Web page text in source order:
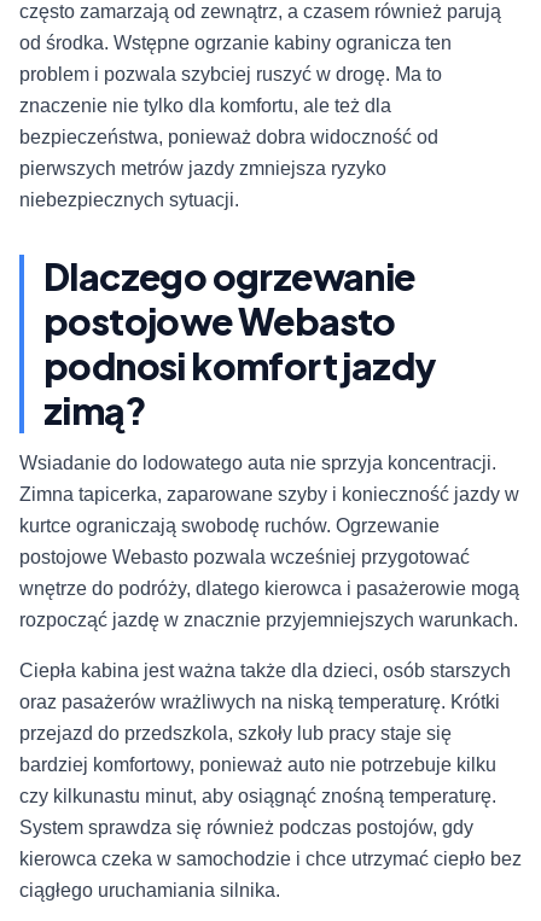
często zamarzają od zewnątrz, a czasem również parują
od środka. Wstępne ogrzanie kabiny ogranicza ten
problem i pozwala szybciej ruszyć w drogę. Ma to
znaczenie nie tylko dla komfortu, ale też dla
bezpieczeństwa, ponieważ dobra widoczność od
pierwszych metrów jazdy zmniejsza ryzyko
niebezpiecznych sytuacji.
Dlaczego ogrzewanie
postojowe Webasto
podnosi komfort jazdy
zimą?
Wsiadanie do lodowatego auta nie sprzyja koncentracji.
Zimna tapicerka, zaparowane szyby i konieczność jazdy w
kurtce ograniczają swobodę ruchów. Ogrzewanie
postojowe Webasto pozwala wcześniej przygotować
wnętrze do podróży, dlatego kierowca i pasażerowie mogą
rozpocząć jazdę w znacznie przyjemniejszych warunkach.
Ciepła kabina jest ważna także dla dzieci, osób starszych
oraz pasażerów wrażliwych na niską temperaturę. Krótki
przejazd do przedszkola, szkoły lub pracy staje się
bardziej komfortowy, ponieważ auto nie potrzebuje kilku
czy kilkunastu minut, aby osiągnąć znośną temperaturę.
System sprawdza się również podczas postojów, gdy
kierowca czeka w samochodzie i chce utrzymać ciepło bez
ciągłego uruchamiania silnika.